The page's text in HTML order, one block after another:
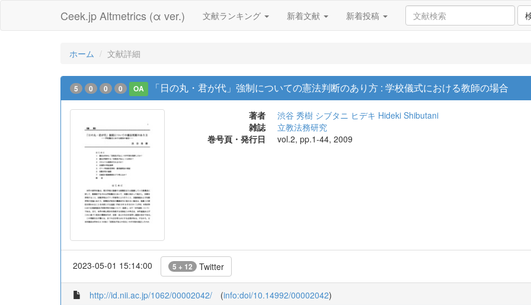
Ceek.jp Altmetrics (α ver.) 文献ランキング 新着文献 新着投稿
ホーム 文献詳細
5 0 0 0 OA 「日の丸・君が代」強制についての憲法判断のあり方 : 学校儀式における教師の場合
著者 渋谷 秀樹 シブタニ ヒデキ Hideki Shibutani
雑誌
立教法務研究
巻号頁・発行日
vol.2, pp.1-44, 2009
2023-05-01 15:14:00 5 + 12 Twitter
http://id.nii.ac.jp/1062/00002042/ (info:doi/10.14992/00002042)